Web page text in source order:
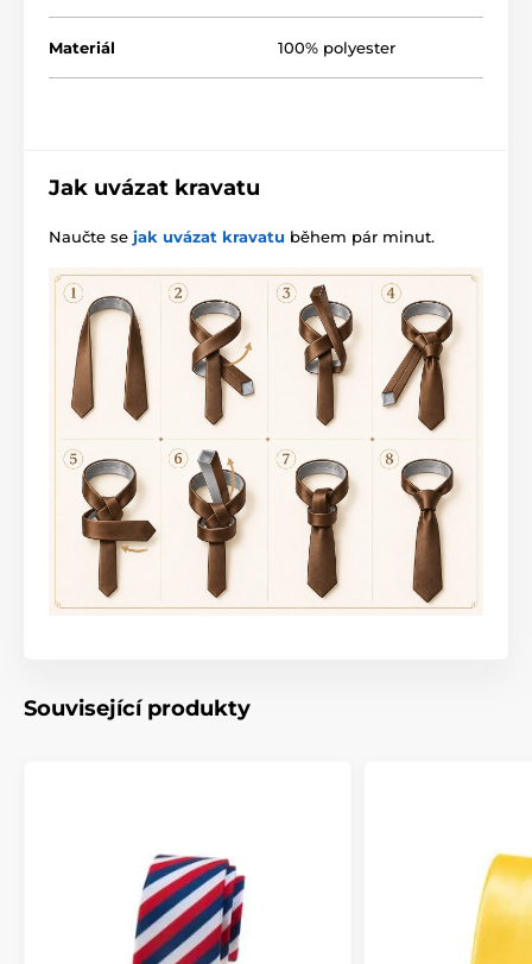
Materiál 100% polyester
Jak uvázat kravatu
Naučte se jak uvázat kravatu během pár minut.
Související produkty